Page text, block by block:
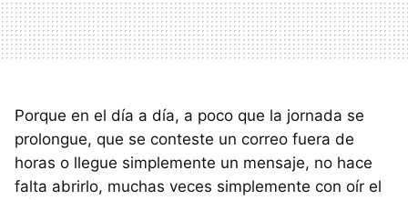
Porque en el día a día, a poco que la jornada se
prolongue, que se conteste un correo fuera de
horas o llegue simplemente un mensaje, no hace
falta abrirlo, muchas veces simplemente con oír el